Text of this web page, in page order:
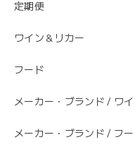
定期便
ワイン＆リカー
フード
メーカー・ブランド / ワ
メーカー・ブランド / フー